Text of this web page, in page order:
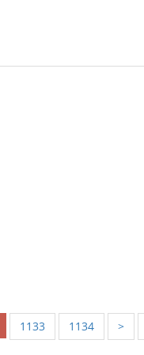
1133 1134 >